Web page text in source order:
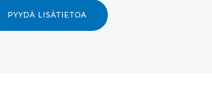
PYYDÄ LISÄTIETOA